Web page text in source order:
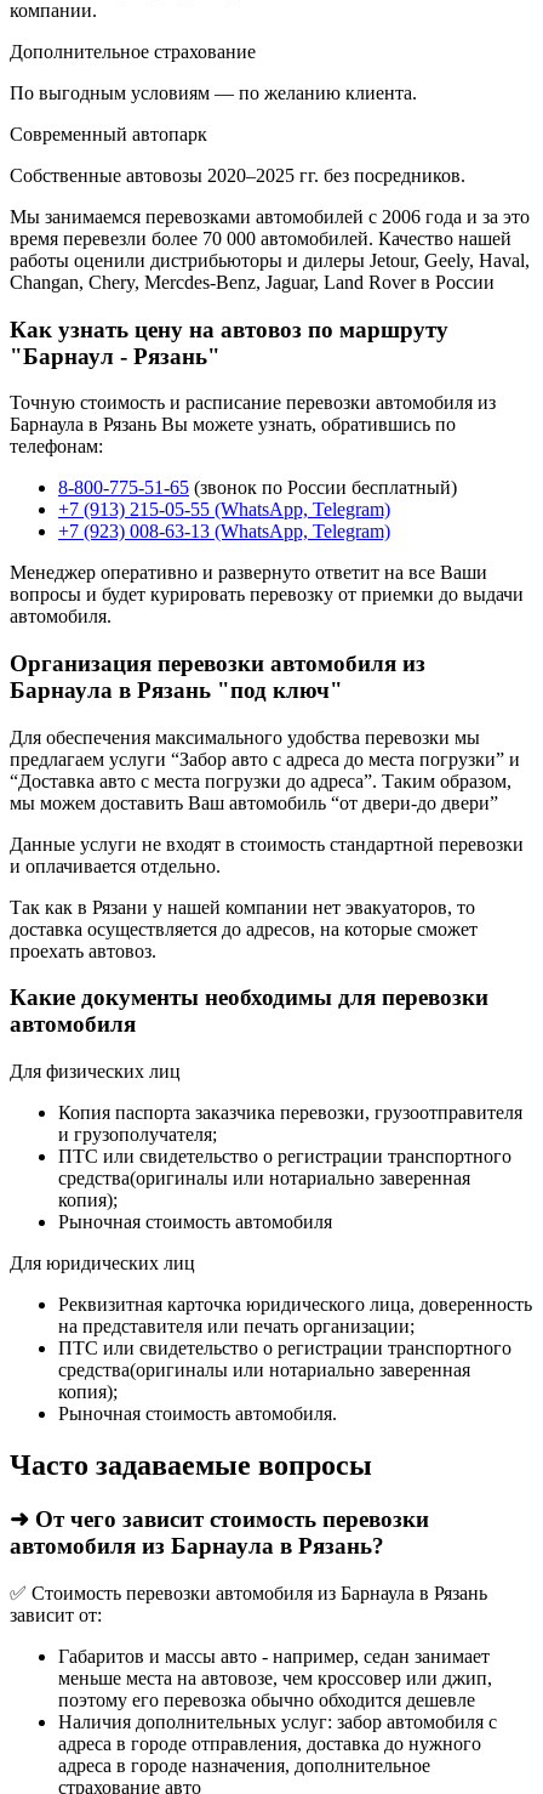
компании.
Дополнительное страхование
По выгодным условиям — по желанию клиента.
Современный автопарк
Собственные автовозы 2020–2025 гг. без посредников.
Мы занимаемся перевозками автомобилей с 2006 года и за это
время перевезли более 70 000 автомобилей. Качество нашей
работы оценили дистрибьюторы и дилеры Jetour, Geely, Haval,
Changan, Chery, Mercdes-Benz, Jaguar, Land Rover в России
Как узнать цену на автовоз по маршруту
"Барнаул - Рязань"
Точную стоимость и расписание перевозки автомобиля из
Барнаула в Рязань Вы можете узнать, обратившись по
телефонам:
8-800-775-51-65 (звонок по России бесплатный)
+7 (913) 215-05-55 (WhatsApp, Telegram)
+7 (923) 008-63-13 (WhatsApp, Telegram)
Менеджер оперативно и развернуто ответит на все Ваши
вопросы и будет курировать перевозку от приемки до выдачи
автомобиля.
Организация перевозки автомобиля из
Барнаула в Рязань "под ключ"
Для обеспечения максимального удобства перевозки мы
предлагаем услуги “Забор авто с адреса до места погрузки” и
“Доставка авто с места погрузки до адреса”. Таким образом,
мы можем доставить Ваш автомобиль “от двери-до двери”
Данные услуги не входят в стоимость стандартной перевозки
и оплачивается отдельно.
Так как в Рязани у нашей компании нет эвакуаторов, то
доставка осуществляется до адресов, на которые сможет
проехать автовоз.
Какие документы необходимы для перевозки
автомобиля
Для физических лиц
Копия паспорта заказчика перевозки, грузоотправителя
и грузополучателя;
ПТС или свидетельство о регистрации транспортного
средства(оригиналы или нотариально заверенная
копия);
Рыночная стоимость автомобиля
Для юридических лиц
Реквизитная карточка юридического лица, доверенность
на представителя или печать организации;
ПТС или свидетельство о регистрации транспортного
средства(оригиналы или нотариально заверенная
копия);
Рыночная стоимость автомобиля.
Часто задаваемые вопросы
➜ От чего зависит стоимость перевозки
автомобиля из Барнаула в Рязань?
✅ Стоимость перевозки автомобиля из Барнаула в Рязань
зависит от:
Габаритов и массы авто - например, седан занимает
меньше места на автовозе, чем кроссовер или джип,
поэтому его перевозка обычно обходится дешевле
Наличия дополнительных услуг: забор автомобиля с
адреса в городе отправления, доставка до нужного
адреса в городе назначения, дополнительное
страхование авто